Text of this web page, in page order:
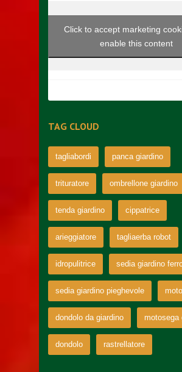
Click to accept marketing
enable this content
TAG CLOUD
tagliabordi panca giardino
trituratore ombrellone giardino
tenda giardino cippatrice
arieggiatore tagliaerba robot
idropulitrice sedia giardino
sedia giardino pieghevole
dondolo da giardino motosega
dondolo rastrellatore